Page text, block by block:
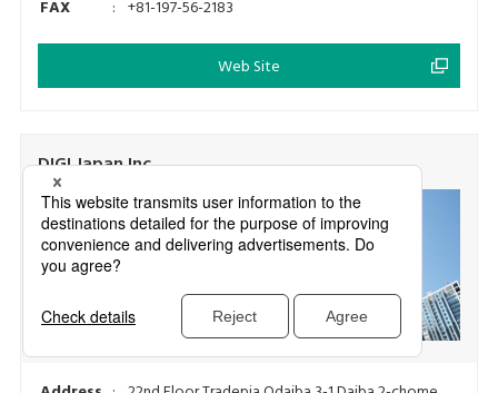
FAX
: +81-197-56-2183
Web Site
DIGI Japan Inc.
Sviluppo
Produzione
Vendite